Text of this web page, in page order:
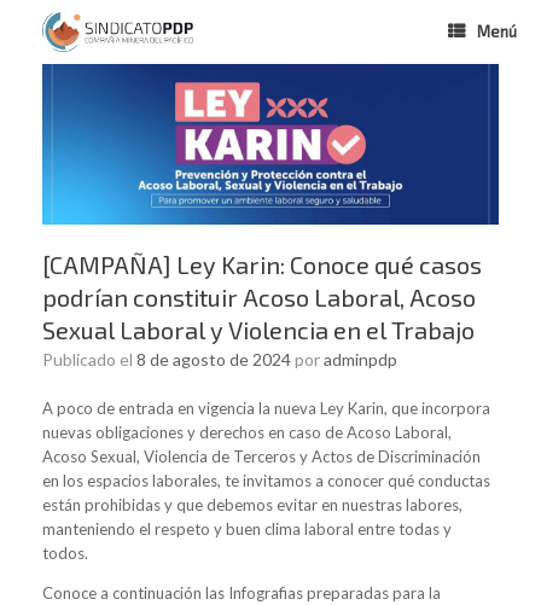
Menú
[CAMPAÑA] Ley Karin: Conoce qué casos
podrían constituir Acoso Laboral, Acoso
Sexual Laboral y Violencia en el Trabajo
Publicado el 8 de agosto de 2024poradminpdp
A poco de entrada en vigencia la nueva Ley Karin, que incorpora
nuevas obligaciones y derechos en caso de Acoso Laboral,
Acoso Sexual, Violencia de Terceros y Actos de Discriminación
en los espacios laborales, te invitamos a conocer qué conductas
están prohibidas y que debemos evitar en nuestras labores,
manteniendo el respeto y buen clima laboral entre todas y
todos.
Conoce a continuación las Infografias preparadas para la